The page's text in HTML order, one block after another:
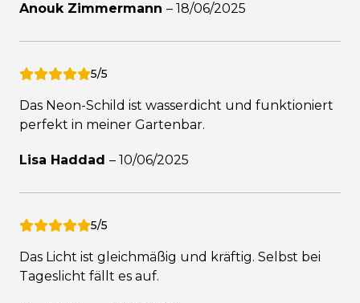
Anouk Zimmermann – 18/06/2025
5/5
Das Neon-Schild ist wasserdicht und funktioniert
perfekt in meiner Gartenbar.
Lisa Haddad – 10/06/2025
5/5
Das Licht ist gleichmäßig und kräftig. Selbst bei
Tageslicht fällt es auf.